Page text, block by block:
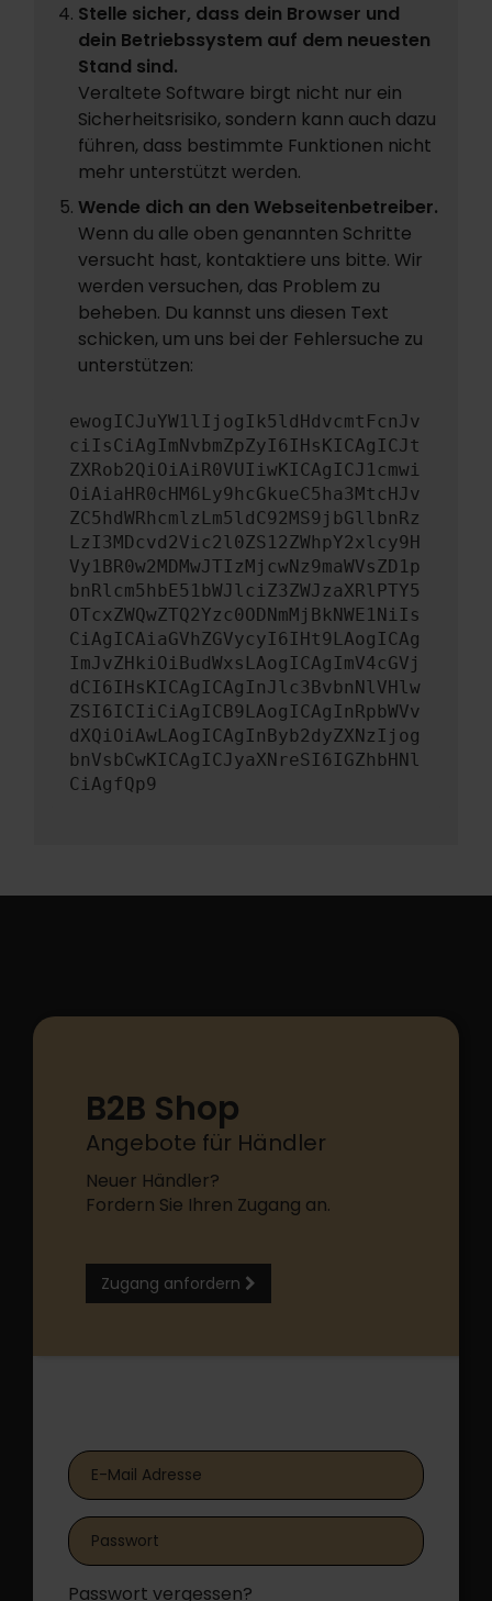
Stelle sicher, dass dein Browser und
dein Betriebssystem auf dem neuesten
Stand sind.
Veraltete Software birgt nicht nur ein
Sicherheitsrisiko, sondern kann auch dazu
führen, dass bestimmte Funktionen nicht
mehr unterstützt werden.
Wende dich an den Webseitenbetreiber.
Wenn du alle oben genannten Schritte
versucht hast, kontaktiere uns bitte. Wir
werden versuchen, das Problem zu
beheben. Du kannst uns diesen Text
schicken, um uns bei der Fehlersuche zu
unterstützen:
ewogICJuYW1lIjogIk5ldHdvcmtFcnJv
ciIsCiAgImNvbmZpZyI6IHsKICAgICJt
ZXRob2QiOiAiR0VUIiwKICAgICJ1cmwi
OiAiaHR0cHM6Ly9hcGkueC5ha3MtcHJv
ZC5hdWRhcmlzLm5ldC92MS9jbGllbnRz
LzI3MDcvd2Vic2l0ZS12ZWhpY2xlcy9H
Vy1BR0w2MDMwJTIzMjcwNz9maWVsZD1p
bnRlcm5hbE51bWJlciZ3ZWJzaXRlPTY5
OTcxZWQwZTQ2Yzc0ODNmMjBkNWE1NiIs
CiAgICAiaGVhZGVycyI6IHt9LAogICAg
ImJvZHkiOiBudWxsLAogICAgImV4cGVj
dCI6IHsKICAgICAgInJlc3BvbnNlVHlw
ZSI6ICIiCiAgICB9LAogICAgInRpbWVv
dXQiOiAwLAogICAgInByb2dyZXNzIjog
bnVsbCwKICAgICJyaXNreSI6IGZhbHNl
CiAgfQp9
B2B Shop
Angebote für Händler
Neuer Händler?
Fordern Sie Ihren Zugang an.
Zugang anfordern
Passwort vergessen?